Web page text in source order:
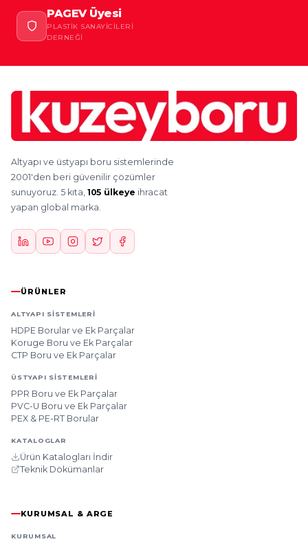
PAGEV Üyesi
PLASTIK SANAYICILERI
DERNEĞI
Altyapı ve üstyapı boru sistemlerinde
2001'den beri güvenilir çözümler
sunuyoruz. 5 kıta, 105 ülkeye ihracat
yapan global marka.
ÜRÜNLER
ALTYAPI SISTEMLERI
HDPE Borular ve Ek Parçalar
Koruge Boru ve Ek Parçalar
CTP Boru ve Ek Parçalar
ÜSTYAPI SISTEMLERI
PPR Boru ve Ek Parçalar
PVC-U Boru ve Ek Parçalar
PEX & PE-RT Borular
KATALOGLAR
Ürün Katalogları İndir
Teknik Dökümanlar
KURUMSAL & ARGE
KURUMSAL